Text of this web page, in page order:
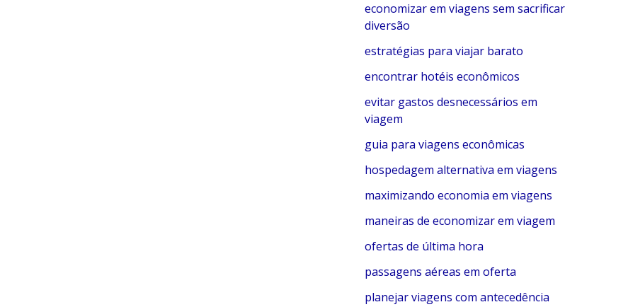
economizar em viagens sem sacrificar
diversão
estratégias para viajar barato
encontrar hotéis econômicos
evitar gastos desnecessários em
viagem
guia para viagens econômicas
hospedagem alternativa em viagens
maximizando economia em viagens
maneiras de economizar em viagem
ofertas de última hora
passagens aéreas em oferta
planejar viagens com antecedência